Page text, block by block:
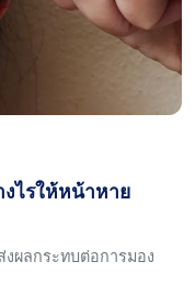
ไรให้หน้าหาย
ผลกระทบต่อการมอง